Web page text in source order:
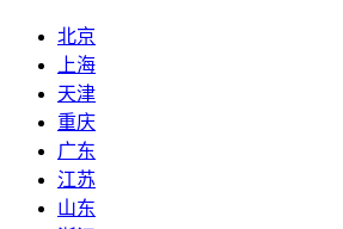
北京
上海
天津
重庆
广东
江苏
山东